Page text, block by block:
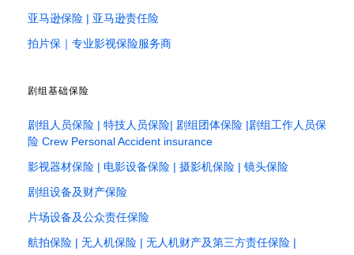
亚马逊保险 | 亚马逊责任险
拍片保｜专业影视保险服务商
剧组基础保险
剧组人员保险 | 特技人员保险| 剧组团体保险 |剧组工作人员保
险 Crew Personal Accident insurance
影视器材保险 | 电影设备保险 | 摄影机保险 | 镜头保险
剧组设备及财产保险
片场设备及公众责任保险
航拍保险 | 无人机保险 | 无人机财产及第三方责任保险 |